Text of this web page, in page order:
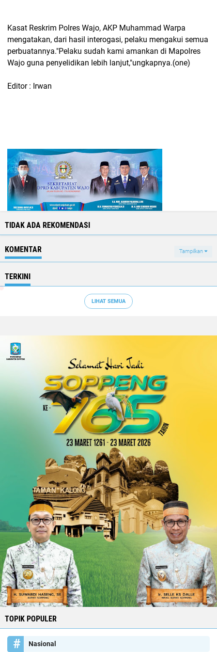
Kasat Reskrim Polres Wajo, AKP Muhammad Warpa
mengatakan, dari hasil interogasi, pelaku mengakui semua
perbuatannya."Pelaku sudah kami amankan di Mapolres
Wajo guna penyelidikan lebih lanjut,"ungkapnya.(one)
Editor : Irwan
TIDAK ADA REKOMENDASI
KOMENTAR Tampilkan
TERKINI
LIHAT SEMUA
TOPIK POPULER
Nasional